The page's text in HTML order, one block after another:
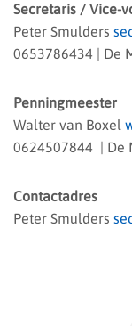
Secretaris / Vice-
Peter Smulders
0653786434 | De
Penningmeester
Walter van Boxel
0624507844 | De
Contactadres
Peter Smulders